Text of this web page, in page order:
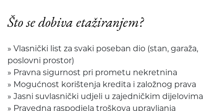
Što se dobiva etažiranjem?
» Vlasnički list za svaki poseban dio (stan, garaža,
poslovni prostor)
» Pravna sigurnost pri prometu nekretnina
» Mogućnost korištenja kredita i založnog prava
» Jasni suvlasnički udjeli u zajedničkim dijelovima
» Pravedna raspodjela troškova upravljanja